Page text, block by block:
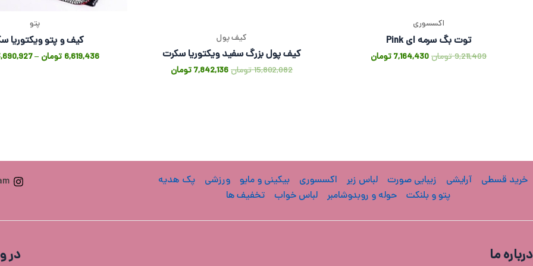
اکسسوری
توت بگ سرمه ای Pink
9,211,409تومان7,164,430 تومان
کیف پول
کیف پول بزرگ سفید ویکتوریا سکرت
15,802,082تومان7,842,136 تومان
پتو
کیف و پتو ویکتوریا
6,619,436 تومان –
خرید قسطی آرایشی زیبایی صورت لباس زیر اکسسوری بیکینی و مایو ورزشی
پک هدیه
پتو و بلنکت
حوله و روبدوشامبر لباس خواب تخفیف ها
درباره ما در